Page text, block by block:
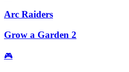
Arc Raiders
Grow a Garden 2
🎮